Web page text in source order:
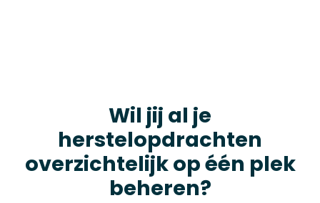
Wil jij al je
herstelopdrachten
overzichtelijk op één plek
beheren?